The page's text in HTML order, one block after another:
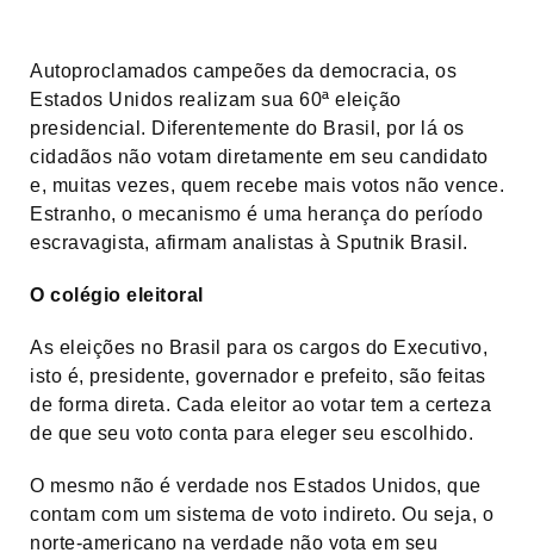
Autoproclamados campeões da democracia, os
Estados Unidos realizam sua 60ª eleição
presidencial. Diferentemente do Brasil, por lá os
cidadãos não votam diretamente em seu candidato
e, muitas vezes, quem recebe mais votos não vence.
Estranho, o mecanismo é uma herança do período
escravagista, afirmam analistas à Sputnik Brasil.
O colégio eleitoral
As eleições no Brasil para os cargos do Executivo,
isto é, presidente, governador e prefeito, são feitas
de forma direta. Cada eleitor ao votar tem a certeza
de que seu voto conta para eleger seu escolhido.
O mesmo não é verdade nos Estados Unidos, que
contam com um sistema de voto indireto. Ou seja, o
norte-americano na verdade não vota em seu